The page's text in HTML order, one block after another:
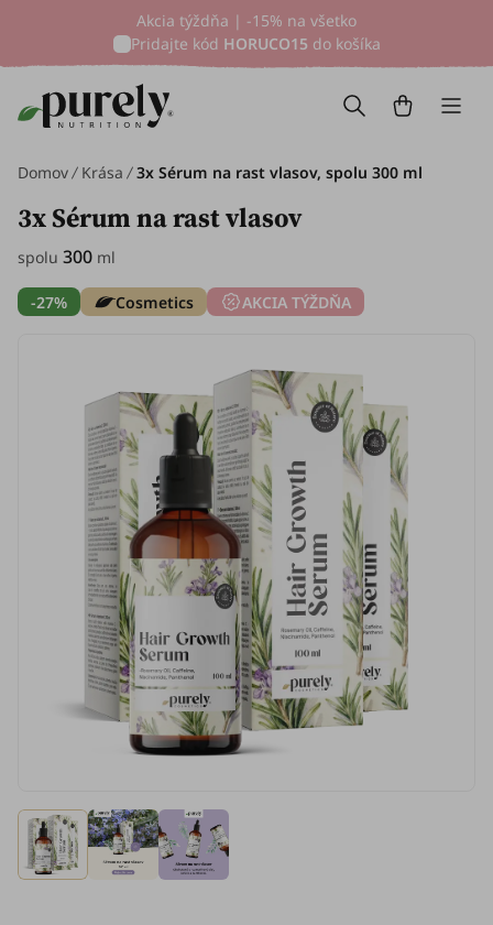
Akcia týždňa | -15% na všetko
Pridajte kód HORUCO15 do košíka
Domov Krása 3x Sérum na rast vlasov, spolu 300 ml
3x Sérum na rast vlasov
spolu 300 ml
-27% Cosmetics AKCIA TÝŽDŇA